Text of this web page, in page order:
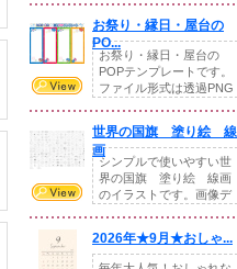
お祭り・縁日・屋台の
PO...
お祭り・縁日・屋台の
POPテンプレートです。
ファイル形式は透過PNG
世界の国旗 塗り絵 線
画
シンプルで使いやすい世
界の国旗 塗り絵 線画
のイラストです。画像デ
2026年★9月★おしゃ...